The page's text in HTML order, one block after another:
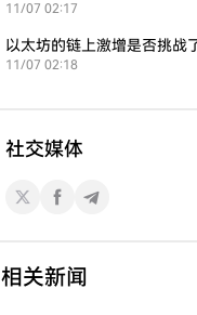
11/07 02:17
11/07 02:18
社交媒体
相关新闻